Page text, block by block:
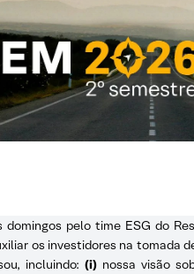
pelo time ESG do
os investidores na tomada
incluindo: (i)nossa visão